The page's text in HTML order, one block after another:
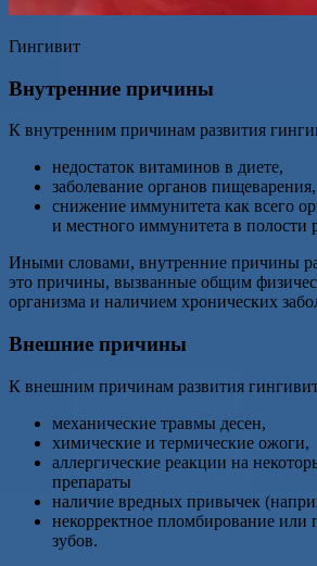
Гингивит
Внутренние причины
К внутренним причинам развития
недостаток витаминов в диете,
заболевание органов пищеварения,
снижение иммунитета как всего
и местного иммунитета в полости
Иными словами, внутренние причины
это причины, вызванные общим
организма и наличием хронических
Внешние причины
К внешним причинам развития
механические травмы десен,
химические и термические ожоги,
аллергические реакции на
препараты
наличие вредных привычек
некорректное пломбирование или
зубов.